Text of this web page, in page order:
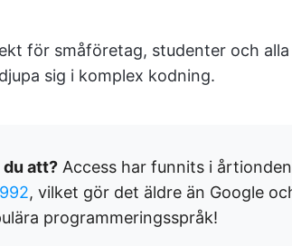
för småföretag, studenter och
sig i komplex kodning.
du att? Access har funnits i
, vilket gör det äldre än Google
programmeringsspråk!